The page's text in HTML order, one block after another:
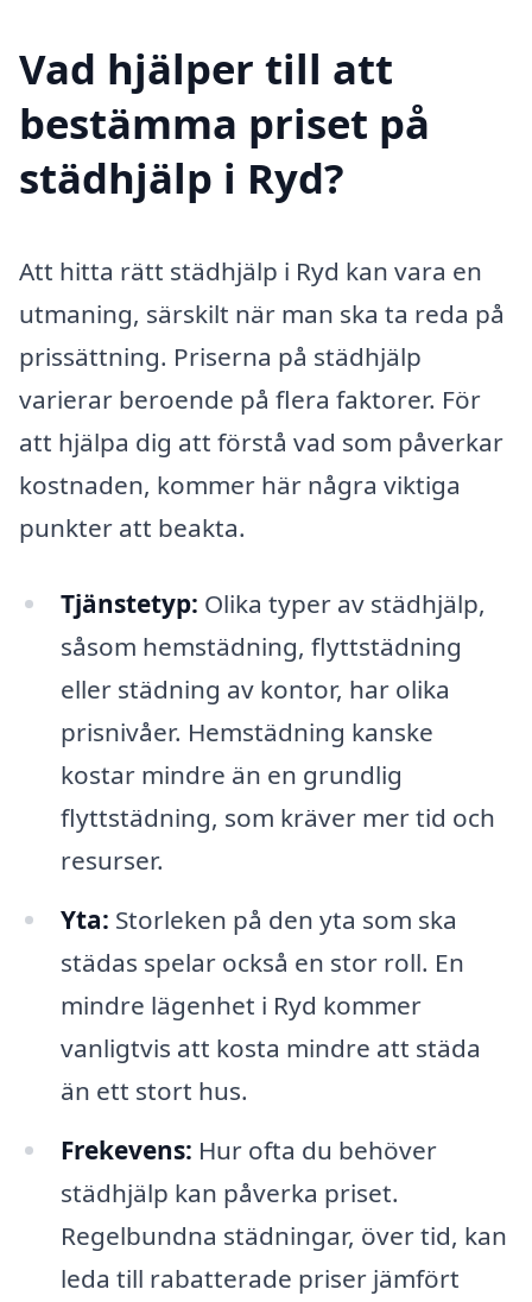
Vad hjälper till att
bestämma priset på
städhjälp i Ryd?
Att hitta rätt städhjälp i Ryd kan vara en
utmaning, särskilt när man ska ta reda på
prissättning. Priserna på städhjälp
varierar beroende på flera faktorer. För
att hjälpa dig att förstå vad som påverkar
kostnaden, kommer här några viktiga
punkter att beakta.
Tjänstetyp: Olika typer av städhjälp,
såsom hemstädning, flyttstädning
eller städning av kontor, har olika
prisnivåer. Hemstädning kanske
kostar mindre än en grundlig
flyttstädning, som kräver mer tid och
resurser.
Yta: Storleken på den yta som ska
städas spelar också en stor roll. En
mindre lägenhet i Ryd kommer
vanligtvis att kosta mindre att städa
än ett stort hus.
Frekevens: Hur ofta du behöver
städhjälp kan påverka priset.
Regelbundna städningar, över tid, kan
leda till rabatterade priser jämfört